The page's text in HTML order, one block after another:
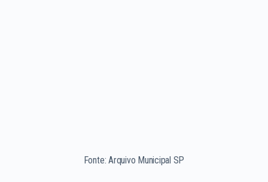
Fonte: Arquivo Municipal SP